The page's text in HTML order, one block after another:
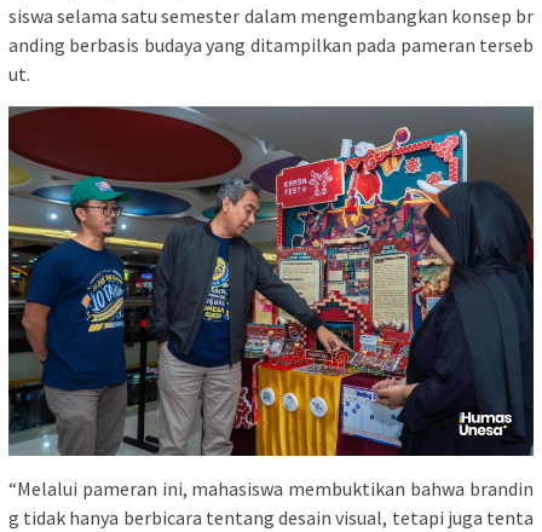
siswa selama satu semester dalam mengembangkan konsep br
anding berbasis budaya yang ditampilkan pada pameran terseb
ut.
“Melalui pameran ini, mahasiswa membuktikan bahwa brandin
g tidak hanya berbicara tentang desain visual, tetapi juga tenta